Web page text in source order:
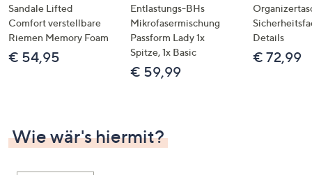
Sandale Lifted
Comfort verstellbare
Riemen Memory Foam
€ 54,95
Entlastungs-BHs
Mikrofasermischung
Passform Lady 1x
Spitze, 1x Basic
€ 59,99
Details
€ 72,99
Wie wär's hiermit?